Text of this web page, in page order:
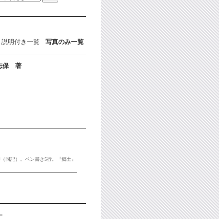
明付き一覧 写真のみ一覧
保 著
同記）。ペン書き5行。『郷土』